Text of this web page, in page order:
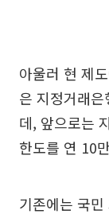
아울러 현 제
은 지정거래
데, 앞으로는
한도를 연 10
기존에는 국